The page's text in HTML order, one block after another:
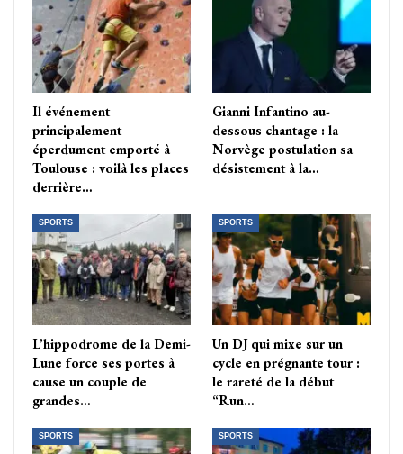
Il événement
principalement
éperdument emporté à
Toulouse : voilà les places
derrière…
Gianni Infantino au-
dessous chantage : la
Norvège postulation sa
désistement à la…
SPORTS
L’hippodrome de la Demi-
Lune force ses portes à
cause un couple de
grandes…
SPORTS
Un DJ qui mixe sur un
cycle en prégnante tour :
le rareté de la début
“Run…
SPORTS SPORTS